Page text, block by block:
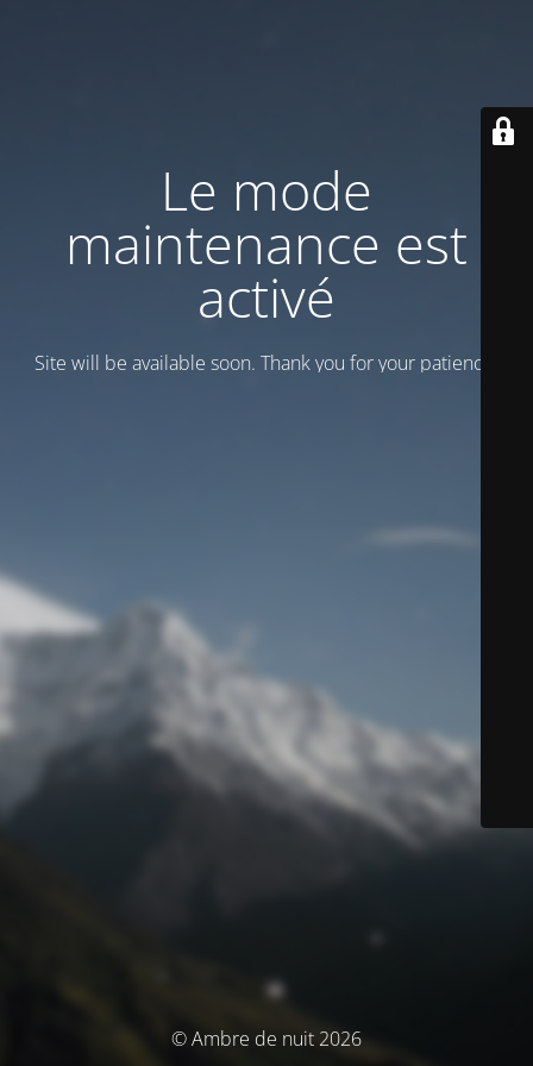
Le mode
maintenance est
activé
Site will be available soon. Thank you for your patience!
© Ambre de nuit 2026